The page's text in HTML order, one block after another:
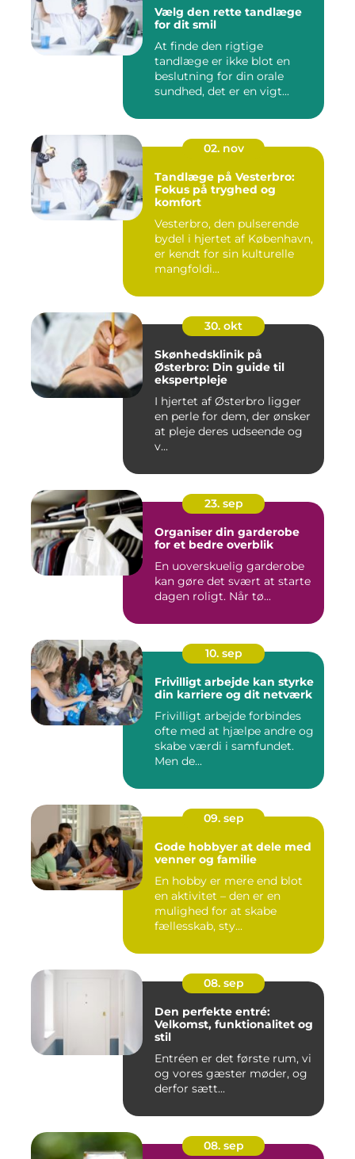
Vælg den rette tandlæge
for dit smil
At finde den rigtige
tandlæge er ikke blot en
beslutning for din orale
sundhed, det er en vigt...
02. nov
Tandlæge på Vesterbro:
Fokus på tryghed og
komfort
Vesterbro, den pulserende
bydel i hjertet af København,
er kendt for sin kulturelle
mangfoldi...
30. okt
Skønhedsklinik på
Østerbro: Din guide til
ekspertpleje
I hjertet af Østerbro ligger
en perle for dem, der ønsker
at pleje deres udseende og
v...
23. sep
Organiser din garderobe
for et bedre overblik
En uoverskuelig garderobe
kan gøre det svært at starte
dagen roligt. Når tø...
10. sep
Frivilligt arbejde kan styrke
din karriere og dit netværk
Frivilligt arbejde forbindes
ofte med at hjælpe andre og
skabe værdi i samfundet.
Men de...
09. sep
Gode hobbyer at dele med
venner og familie
En hobby er mere end blot
en aktivitet – den er en
mulighed for at skabe
fællesskab, sty...
08. sep
Den perfekte entré:
Velkomst, funktionalitet og
stil
Entréen er det første rum, vi
og vores gæster møder, og
derfor sætt...
08. sep